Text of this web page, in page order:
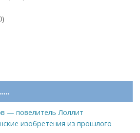
— повелитель Лоллит
изобретения из прошлого